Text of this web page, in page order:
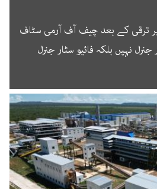
ترقی کے بعد چیف آف آرمی سٹاف
نہیں بلکہ فائیو سٹار جنرل